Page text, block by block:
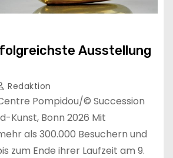
Ausstellung
Redaktion
Pompidou/© Succession
Kunst, Bonn 2026 Mit
als 300.000 Besuchern und
zum Ende ihrer Laufzeit am 9.